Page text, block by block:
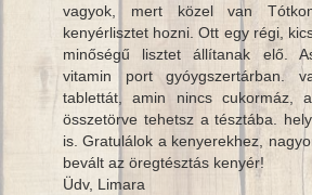
vagyok, mert közel van
kenyérlisztet hozni. Ott egy régi,
minőségű lisztet állítanak elő.
vitamin port gyóygszertárban.
tablettát, amin nincs cukormáz,
összetörve tehetsz a tésztába.
is. Gratulálok a kenyerekhez,
bevált az öregtésztás kenyér!
Üdv, Limara